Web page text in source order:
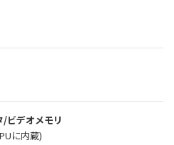
ビデオメモリ
に内蔵)